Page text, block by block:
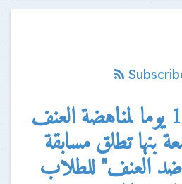
في إطار حملة "16 يوما لمناهضة العنف
بنها تطلق مسابقة
العنف" للطلاب